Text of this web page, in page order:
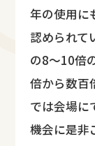
年の使用に
認められて
の8～10倍
倍から数百
では会場に
機会に是非